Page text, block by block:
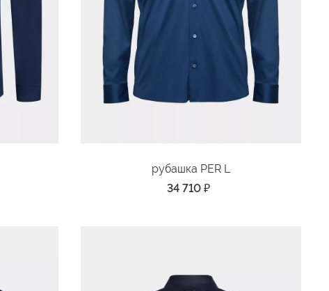
рубашка PER L
34 710 ₽